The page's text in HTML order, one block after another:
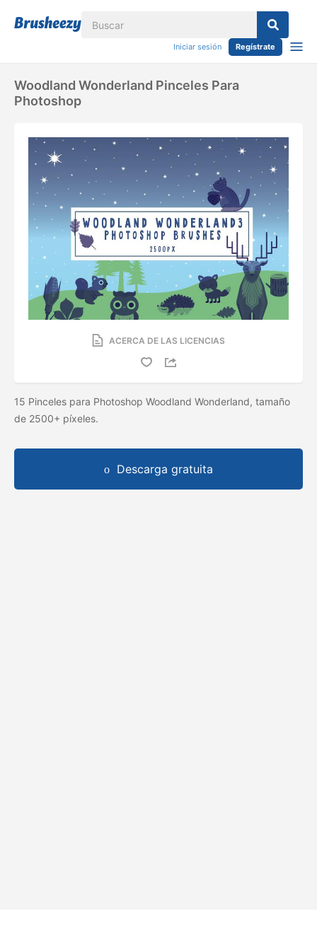
Iniciar sesión Regístrate
Woodland Wonderland Pinceles Para
Photoshop
ACERCA DE LAS LICENCIAS
15 Pinceles para Photoshop Woodland Wonderland, tamaño
de 2500+ píxeles.
Descarga gratuita